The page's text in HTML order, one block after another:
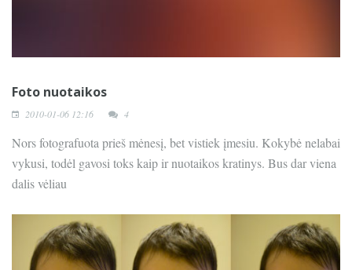
Foto nuotaikos
2010-01-06 12:16 4
Nors fotografuota prieš mėnesį, bet vistiek įmesiu. Kokybė nelabai
vykusi, todėl gavosi toks kaip ir nuotaikos kratinys. Bus dar viena
dalis vėliau